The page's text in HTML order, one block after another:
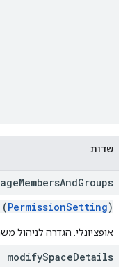
שדות
MembersAndGroups
PermissionSetting)
אופציונלי. הגדרה לניהול
modifySpaceDetails